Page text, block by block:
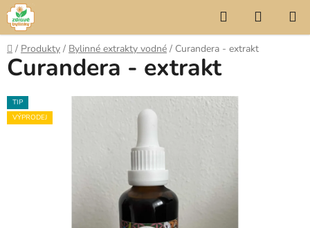
Přejít
na
obsah
Hledat
KOŠÍK
Domů
/ Produkty / Bylinné extrakty vodné / Curandera - extrakt
Curandera - extrakt
TIP
VÝPRODEJ